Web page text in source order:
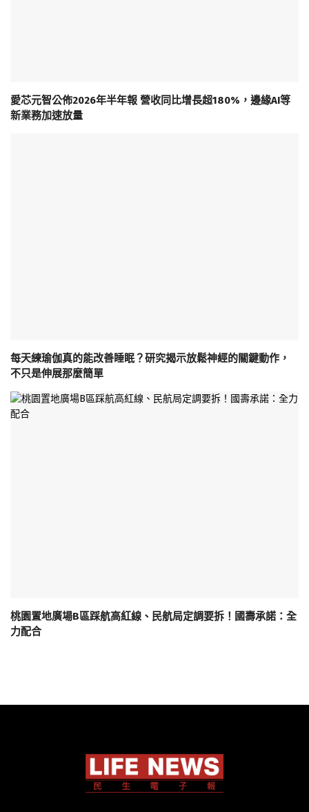
愛芯元智公佈2026年半年報 營收同比增長超180%，邊緣AI等
新業務加速放量
每天練瑜伽真的能改善睡眠？研究揭示放鬆神經的關鍵動作，
不只是伸展那麼簡單
桃園置地廣場B區踩航高紅線、民航局定調要拆！國壽承諾：全
力配合